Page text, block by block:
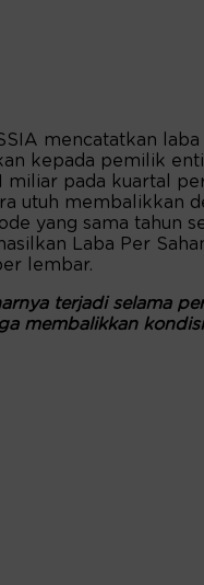
mencatatkan
kepada pemilik
miliar pada kuartal
utuh membalikkan
yang sama tahun
Laba Per
lembar.
terjadi selama
membalikkan